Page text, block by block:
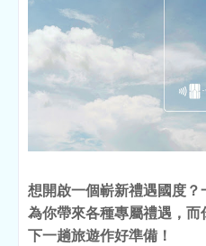
想開啟一個嶄新禮遇國度
為你帶來各種專屬禮遇，
下一趟旅遊作好準備！